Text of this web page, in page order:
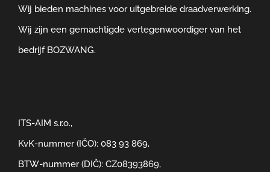
Wij bieden machines voor uitgebreide draadverwerking.
Wij zijn een gemachtigde vertegenwoordiger van het
bedrijf BOZWANG.
ITS-AIM s.r.o.,
KvK-nummer (IČO): 083 93 869,
BTW-nummer (DIČ): CZ08393869,